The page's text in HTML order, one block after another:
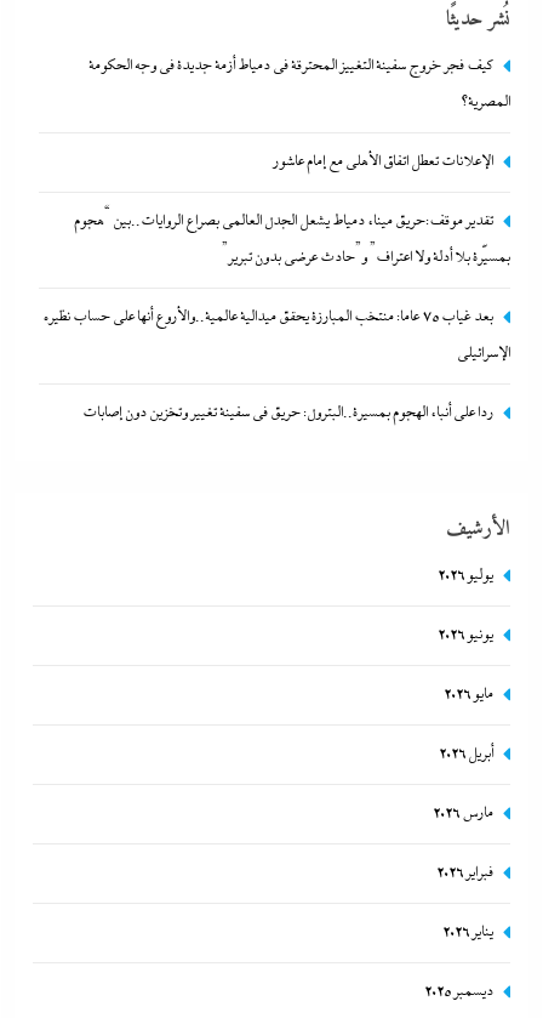
تقدير موقف:حريق ميناء دمياط يشعل الجدل العالمي بصراع
الروايات..بين “هجوم بمسيّرة بلا أدلة ولا اعتراف” و”حادث عرضي
29 ديسمبر، 2023
29 ديسمبر، 2023
نُشر حديثًا
كيف فجر خروج سفينة التغييز المحترقة في دمياط أزمة جديدة في وجه الحكومة
المصرية؟
الإعلانات تعطل اتفاق الأهلى مع إمام عاشور
تقدير موقف:حريق ميناء دمياط يشعل الجدل العالمي بصراع الروايات..بين “هجوم
بمسيّرة بلا أدلة ولا اعتراف” و”حادث عرضي بدون تبرير”
بعد غياب 75 عاما: منتخب المبارزة يحقق ميدالية عالمية..والأروع أنها على حساب نظيره
الإسرائيلي
ردا على أنباء الهجوم بمسيرة..البترول: حريق في سفينة تغيير وتخزين دون إصابات
الأرشيف
يوليو 2026
يونيو 2026
مايو 2026
أبريل 2026
مارس 2026
فبراير 2026
يناير 2026
ديسمبر 2025